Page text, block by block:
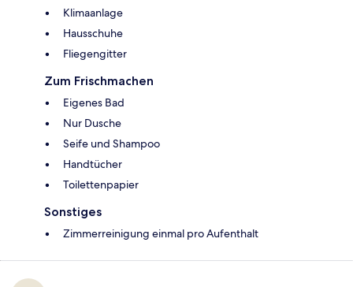
Klimaanlage
Hausschuhe
Fliegengitter
Zum Frischmachen
Eigenes Bad
Nur Dusche
Seife und Shampoo
Handtücher
Toilettenpapier
Sonstiges
Zimmerreinigung einmal pro Aufenthalt